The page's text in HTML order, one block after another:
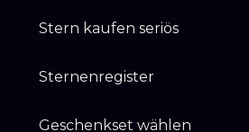
Stern kaufen seriös
Sternenregister
Geschenkset wählen